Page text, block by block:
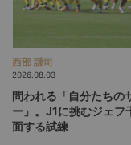
西部 謙司
2026.08.03
問われる「自分たちの
ー」。J1に挑むジェフ
面する試練